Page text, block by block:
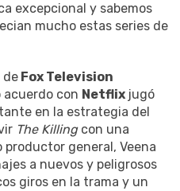
excepcional y sabemos
mucho estas series de
de Fox Television
acuerdo con Netflix jugó
en la estrategia del
The Killingcon una
general, Veena
a nuevos y peligrosos
giros en la trama y un